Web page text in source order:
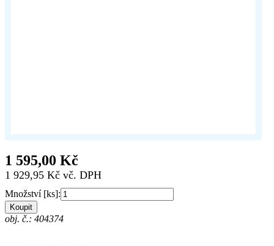
1 595,00 Kč
1 929,95 Kč vč. DPH
Množství [ks]:
Koupit
obj. č.: 404374